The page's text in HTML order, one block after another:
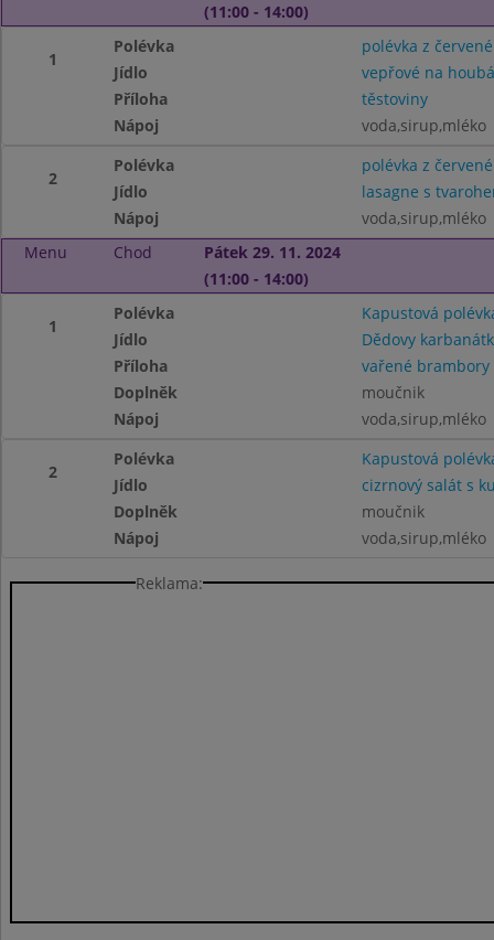
(11:00 - 14:00)
1
Polévka
polévka z
Jídlo
vepřové na
Příloha
těstoviny
Nápoj
voda,sirup,mléko
2
Polévka
polévka z
Jídlo
lasagne s
Nápoj
voda,sirup,mléko
Menu
Chod
Pátek 29. 11. 2024
(11:00 - 14:00)
1
Polévka
Kapustová
Jídlo
Dědovy
Příloha
vařené brambory
Doplněk
moučnik
Nápoj
voda,sirup,mléko
2
Polévka
Kapustová
Jídlo
cizrnový salát s
Doplněk
moučnik
Nápoj
voda,sirup,mléko
Reklama: